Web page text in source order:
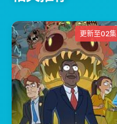
更新至02集